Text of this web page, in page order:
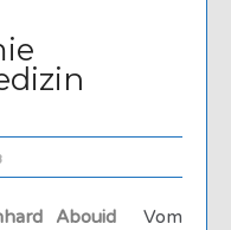
Abouid Vom